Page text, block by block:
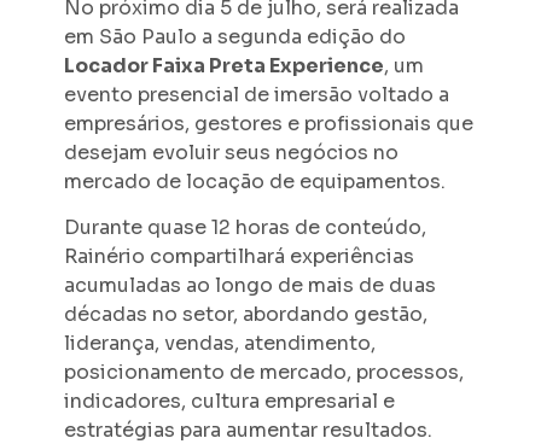
No próximo dia 5 de julho, será realizada
em São Paulo a segunda edição do
Locador Faixa Preta Experience, um
evento presencial de imersão voltado a
empresários, gestores e profissionais que
desejam evoluir seus negócios no
mercado de locação de equipamentos.
Durante quase 12 horas de conteúdo,
Rainério compartilhará experiências
acumuladas ao longo de mais de duas
décadas no setor, abordando gestão,
liderança, vendas, atendimento,
posicionamento de mercado, processos,
indicadores, cultura empresarial e
estratégias para aumentar resultados.